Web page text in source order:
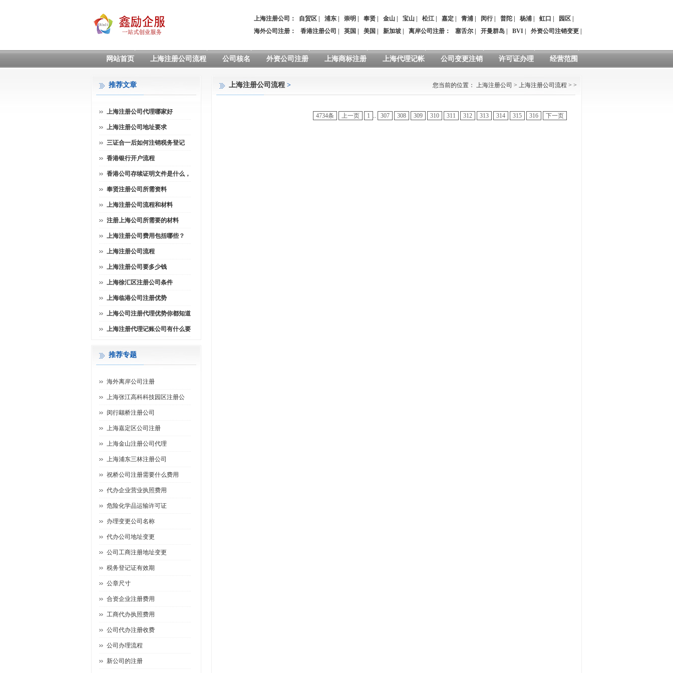
上海注册公司： 自贸区 浦东 崇明 奉贤 金山 宝山 松江 嘉定 青浦 闵行| 普陀 杨浦 虹口 园区
海外公司注册：
香港注册公司 英国 美国 新加坡 离岸公司注册 ： 塞舌尔 开曼群岛 BVI 外资公司注销变更
网站首页 上海注册公司流程 公司核名 外资公司注册 上海商标注册 上海代理记帐 公司变更注销 许可证办理 经营范围
上海注册公司流程 > 您当前的位置： 上海注册公司 > 上海注册公司流程 > >
4734条 上一页 1 .. 307 308 309 310 311 312 313 314 315 316 下一页
推荐文章
上海注册公司代理哪家好
上海注册公司地址要求
三证合一后如何注销税务登记
香港银行开户流程
香港公司存续证明文件是什么，
奉贤注册公司所需资料
上海注册公司流程和材料
注册上海公司所需要的材料
上海注册公司费用包括哪些？
上海注册公司流程
上海注册公司要多少钱
上海徐汇区注册公司条件
上海临港公司注册优势
上海公司注册代理优势你都知道
上海注册代理记账公司有什么要
推荐专题
海外离岸公司注册
上海张江高科科技园区注册公
闵行颛桥注册公司
上海嘉定区公司注册
上海金山注册公司代理
上海浦东三林注册公司
祝桥公司注册需要什么费用
代办企业营业执照费用
危险化学品运输许可证
办理变更公司名称
代办公司地址变更
公司工商注册地址变更
税务登记证有效期
公章尺寸
合资企业注册费用
工商代办执照费用
公司代办注册收费
公司办理流程
新公司的注册